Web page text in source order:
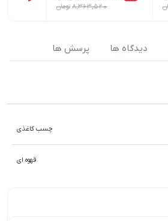
8,363,520 تومان
دیدگاه ها پرسش ها
چسب کاغذی
قهوه ای